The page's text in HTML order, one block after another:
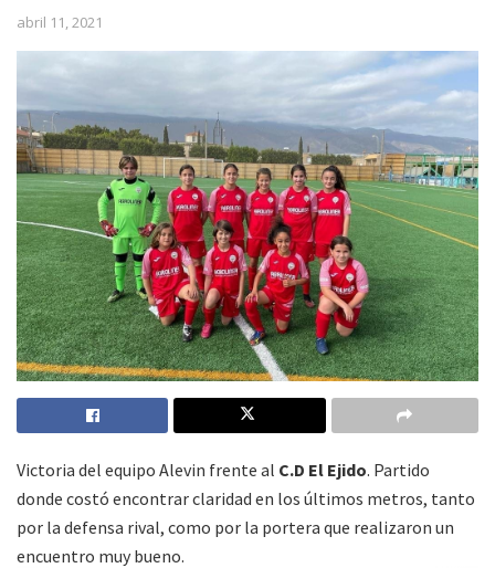
abril 11, 2021
Victoria del equipo Alevin frente al C.D El Ejido. Partido
donde costó encontrar claridad en los últimos metros, tanto
por la defensa rival, como por la portera que realizaron un
encuentro muy bueno.